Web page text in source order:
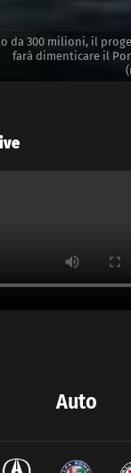
da 300 milioni, il
farà dimenticare il
Auto